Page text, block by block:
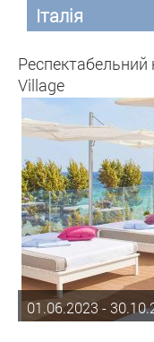
Італія
Village
01.06.2023 -